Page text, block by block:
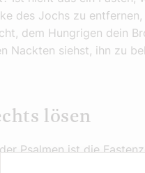
des Jochs zu
dem Hungrigen dein
Nackten siehst, ihn zu
lösen
Psalmen ist die
und quälte mich ab